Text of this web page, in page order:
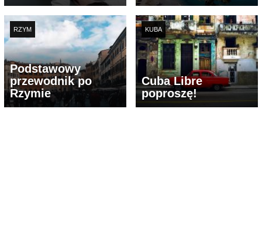
RZYM
Podstawowy
przewodnik po
Rzymie
KUBA
Cuba Libre
poproszę!